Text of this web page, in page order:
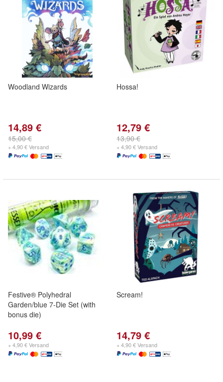
Woodland Wizards
14,89 €
15,00 €
+ 4,90 € Versand
Hossa!
12,79 €
13,90 €
+ 4,90 € Versand
Festive® Polyhedral
Garden/blue 7-Die Set (with
bonus die)
10,99 €
+ 4,90 € Versand
Scream!
14,79 €
+ 4,90 € Versand